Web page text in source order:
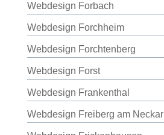
Webdesign Forbach
Webdesign Forchheim
Webdesign Forchtenberg
Webdesign Forst
Webdesign Frankenthal
Webdesign Freiberg am Neckar